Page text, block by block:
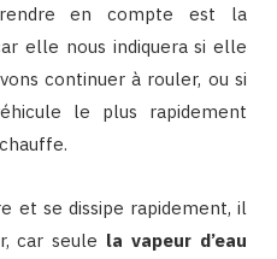
en compte est la
elle nous indiquera si elle
continuer à rouler, ou si
le plus rapidement
et se dissipe rapidement, il
car seule la vapeur d’eau